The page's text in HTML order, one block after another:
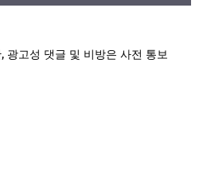
광고성 댓글 및 비방은 사전 통보